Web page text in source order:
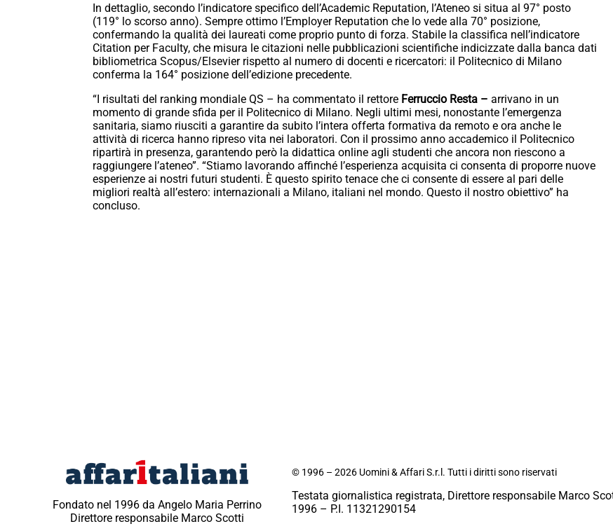
In dettaglio, secondo l’indicatore specifico dell’Academic Reputation, l’Ateneo si situa al 97° posto
(119° lo scorso anno). Sempre ottimo l’Employer Reputation che lo vede alla 70° posizione,
confermando la qualità dei laureati come proprio punto di forza. Stabile la classifica nell’indicatore
Citation per Faculty, che misura le citazioni nelle pubblicazioni scientifiche indicizzate dalla banca dati
bibliometrica Scopus/Elsevier rispetto al numero di docenti e ricercatori: il Politecnico di Milano
conferma la 164° posizione dell’edizione precedente.
“I risultati del ranking mondiale QS – ha commentato il rettore Ferruccio Resta – arrivano in un
momento di grande sfida per il Politecnico di Milano. Negli ultimi mesi, nonostante l’emergenza
sanitaria, siamo riusciti a garantire da subito l’intera offerta formativa da remoto e ora anche le
attività di ricerca hanno ripreso vita nei laboratori. Con il prossimo anno accademico il Politecnico
ripartirà in presenza, garantendo però la didattica online agli studenti che ancora non riescono a
raggiungere l’ateneo”. “Stiamo lavorando affinché l’esperienza acquisita ci consenta di proporre nuove
esperienze ai nostri futuri studenti. È questo spirito tenace che ci consente di essere al pari delle
migliori realtà all’estero: internazionali a Milano, italiani nel mondo. Questo il nostro obiettivo” ha
concluso.
Fondato nel 1996 da Angelo Maria Perrino
Direttore responsabile Marco Scotti
© 1996 – 2026 Uomini & Affari S.r.l. Tutti i diritti sono riservati
Testata giornalistica registrata, Direttore responsabile Marco
1996 – P.I. 11321290154